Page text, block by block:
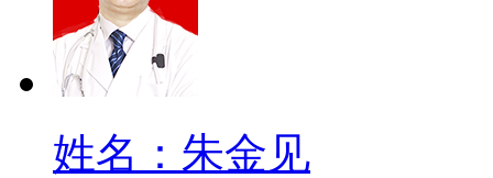
姓名：朱金见